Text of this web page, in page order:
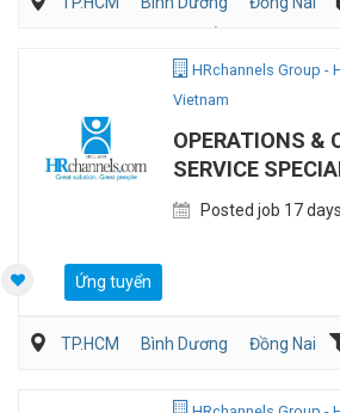
HRchannels Group -
Vietnam
OPERATIONS &
SERVICE
Posted job 17
Ứng tuyển
TP.HCM Bình Dương
Đồng Nai